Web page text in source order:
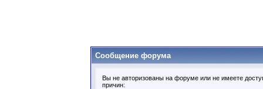
Сообщение форума
Вы не авторизованы на форуме или не имеете
причин: